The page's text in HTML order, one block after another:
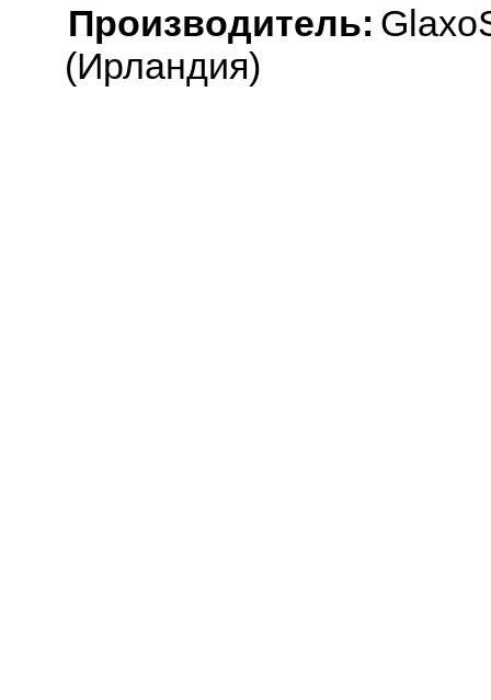
Производитель:
(Ирландия)